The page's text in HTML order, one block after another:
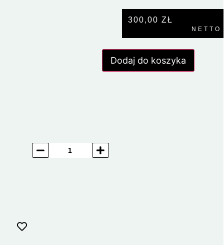
300,00 ZŁ
NETTO
Dodaj do koszyka